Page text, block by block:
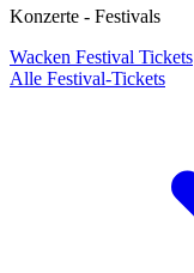
Konzerte - Festivals
Wacken Festival Tickets
Alle Festival-Tickets